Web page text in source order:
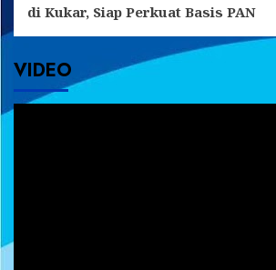
di Kukar, Siap Perkuat Basis PAN
VIDEO